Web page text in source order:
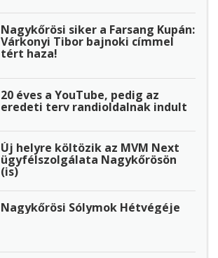
Nagykőrösi siker a Farsang Kupán:
Várkonyi Tibor bajnoki címmel
tért haza!
20 éves a YouTube, pedig az
eredeti terv randioldalnak indult
Új helyre költözik az MVM Next
ügyfélszolgálata Nagykőrösön
(is)
Nagykőrösi Sólymok Hétvégéje